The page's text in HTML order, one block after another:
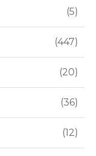
5
447
20
36
12